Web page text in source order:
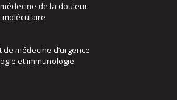
de la douleur
moléculaire
médecine d’urgence
et immunologie